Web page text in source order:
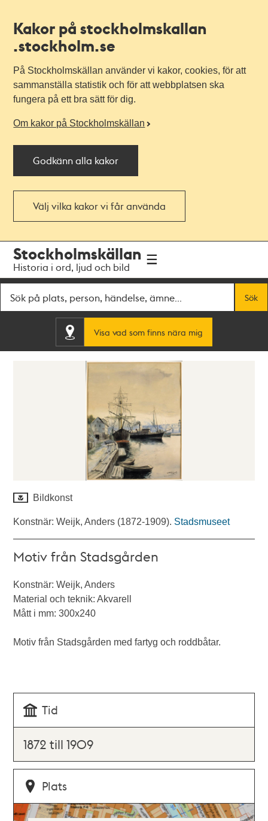
Kakor på stockholmskallan
.stockholm.se
På Stockholmskällan använder vi kakor, cookies, för att
sammanställa statistik och för att webbplatsen ska
fungera på ett bra sätt för dig.
Om kakor på Stockholmskällan
Godkänn alla kakor
Välj vilka kakor vi får använda
navigationen
huvudinnehållet
Stockholmskällan
Historia i ord, ljud och bild
Sök
Visa vad som finns nära mig
Bildkonst
Konstnär: Weijk, Anders (1872-1909). Stadsmuseet
Motiv från Stadsgården
Konstnär: Weijk, Anders
Material och teknik: Akvarell
Mått i mm: 300x240
Motiv från Stadsgården med fartyg och roddbåtar.
Tid
1872 till 1909
Plats